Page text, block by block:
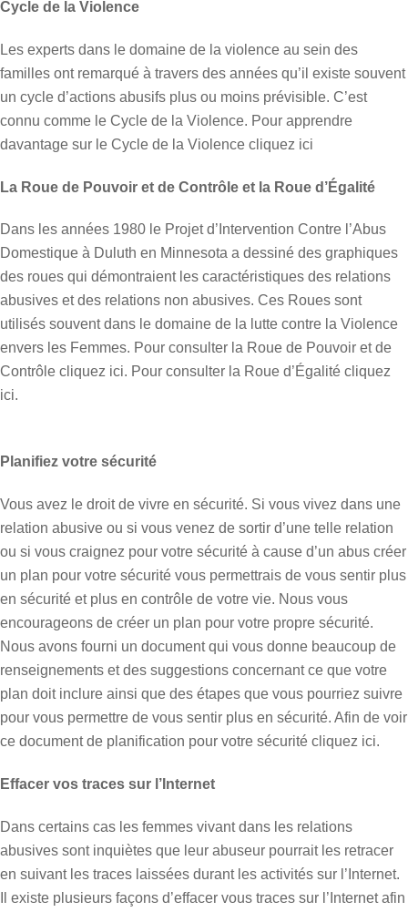
Cycle de la Violence
Les experts dans le domaine de la violence au sein des
familles ont remarqué à travers des années qu’il existe souvent
un cycle d’actions abusifs plus ou moins prévisible. C’est
connu comme le Cycle de la Violence. Pour apprendre
davantage sur le Cycle de la Violence cliquez ici
La Roue de Pouvoir et de Contrôle et la Roue d’Égalité
Dans les années 1980 le Projet d’Intervention Contre l’Abus
Domestique à Duluth en Minnesota a dessiné des graphiques
des roues qui démontraient les caractéristiques des relations
abusives et des relations non abusives. Ces Roues sont
utilisés souvent dans le domaine de la lutte contre la Violence
envers les Femmes. Pour consulter la Roue de Pouvoir et de
Contrôle cliquez ici. Pour consulter la Roue d’Égalité cliquez
ici.
Planifiez votre sécurité
Vous avez le droit de vivre en sécurité. Si vous vivez dans une
relation abusive ou si vous venez de sortir d’une telle relation
ou si vous craignez pour votre sécurité à cause d’un abus créer
un plan pour votre sécurité vous permettrais de vous sentir plus
en sécurité et plus en contrôle de votre vie. Nous vous
encourageons de créer un plan pour votre propre sécurité.
Nous avons fourni un document qui vous donne beaucoup de
renseignements et des suggestions concernant ce que votre
plan doit inclure ainsi que des étapes que vous pourriez suivre
pour vous permettre de vous sentir plus en sécurité. Afin de voir
ce document de planification pour votre sécurité cliquez ici.
Effacer vos traces sur l’Internet
Dans certains cas les femmes vivant dans les relations
abusives sont inquiètes que leur abuseur pourrait les retracer
en suivant les traces laissées durant les activités sur l’Internet.
Il existe plusieurs façons d’effacer vous traces sur l’Internet afin